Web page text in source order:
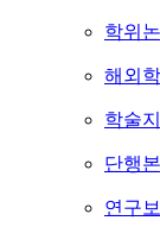
학위
해외
학술지
단행본
연구